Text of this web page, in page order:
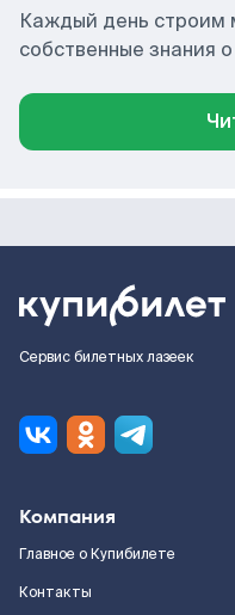
Каждый день строим
собственные знания
Сервис билетных лазеек
Компания
Главное о Купибилете
Контакты